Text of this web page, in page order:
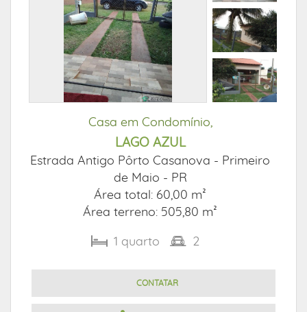
Casa em Condomínio,
LAGO AZUL
Estrada Antigo Pôrto Casanova - Primeiro
de Maio - PR
Área total: 60,00 m²
Área terreno: 505,80 m²
1 quarto 2
CONTATAR